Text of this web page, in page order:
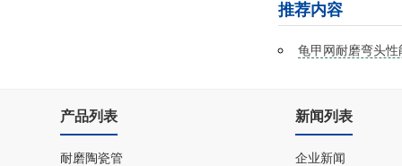
推荐内容
龟甲网耐磨弯头
产品列表
耐磨陶瓷管
新闻列表
企业新闻